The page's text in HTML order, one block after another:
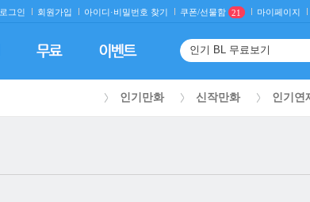
로그인 회원가입 아이디·비밀번호 찾기 쿠폰/선물함 21 마이페이지
인기만화 신작만화 인기연